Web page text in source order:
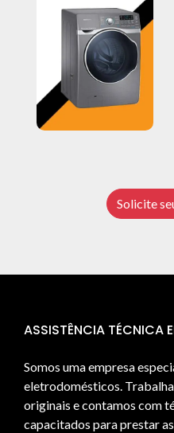
Solicite
ASSISTÊNCIA TÉCNICA
Somos uma empresa
eletrodomésticos.
originais e contamos com
capacitados para prestar